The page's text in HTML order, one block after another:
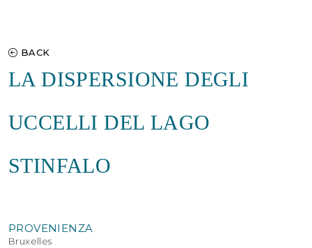
BACK
LA DISPERSIONE DEGLI
UCCELLI DEL LAGO
STINFALO
PROVENIENZA
Bruxelles